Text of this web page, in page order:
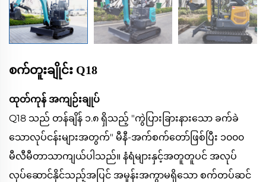
စက်တူးချိုင်း Q18
ထုတ်ကုန် အကျဉ်းချုပ်
Q18 သည် တန်ချိန် ၁.၈ ရှိသည့် "ကွဲပြားခြားနားသော ခက်ခဲ
သောလုပ်ငန်းများအတွက်" မီနီ-အက်စက်တော်ဖြစ်ပြီး ၁၀၀၀
မီလီမီတာသာကျယ်ပါသည်။ နံရံများနှင့်အတူတူပင် အလုပ်
လုပ်ဆောင်နိုင်သည့်အပြင် အမှုန်းအကွာမရှိသော စက်တပ်ဆင်